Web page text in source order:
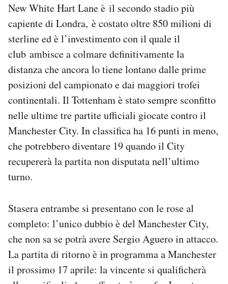
New White Hart Lane è il secondo stadio più
capiente di Londra, è costato oltre 850 milioni di
sterline ed è l’investimento con il quale il
club ambisce a colmare definitivamente la
distanza che ancora lo tiene lontano dalle prime
posizioni del campionato e dai maggiori trofei
continentali. Il Tottenham è stato sempre sconfitto
nelle ultime tre partite ufficiali giocate contro il
Manchester City. In classifica ha 16 punti in meno,
che potrebbero diventare 19 quando il City
recupererà la partita non disputata nell’ultimo
turno.
Stasera entrambe si presentano con le rose al
completo: l’unico dubbio è del Manchester City,
che non sa se potrà avere Sergio Aguero in attacco.
La partita di ritorno è in programma a Manchester
il prossimo 17 aprile: la vincente si qualificherà